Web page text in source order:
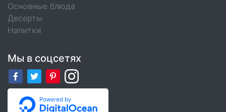
Основные блюда
Десерты
Напитки
Мы в соцсетях